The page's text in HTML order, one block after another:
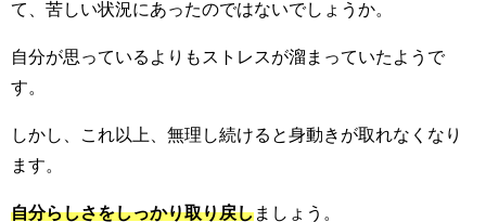
て、苦しい状況にあったのではないでしょうか。
自分が思っているよりもストレスが溜まっていたようで
す。
しかし、これ以上、無理し続けると身動きが取れなくなり
ます。
自分らしさをしっかり取り戻しましょう。